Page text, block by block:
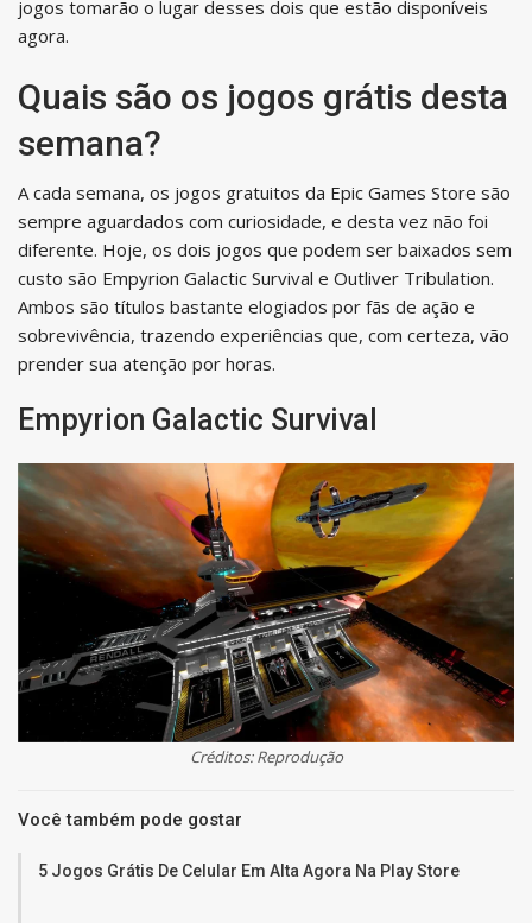
jogos tomarão o lugar desses dois que estão disponíveis
agora.
Quais são os jogos grátis desta
semana?
A cada semana, os jogos gratuitos da Epic Games Store são
sempre aguardados com curiosidade, e desta vez não foi
diferente. Hoje, os dois jogos que podem ser baixados sem
custo são Empyrion Galactic Survival e Outliver Tribulation.
Ambos são títulos bastante elogiados por fãs de ação e
sobrevivência, trazendo experiências que, com certeza, vão
prender sua atenção por horas.
Empyrion Galactic Survival
Créditos: Reprodução
Você também pode gostar
5 Jogos Grátis De Celular Em Alta Agora Na Play Store